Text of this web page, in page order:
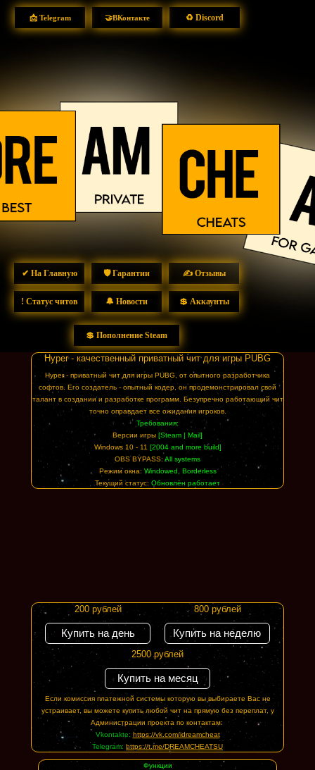
✍ Отзывы
🛡 Гарантии
💲 Аккаунты
💲 Пополнение Steam
🔔 Новости
! Статус читов
✔ На Главную
♻ Discord
📩 Telegram 🤝ВКонтакте
Hyper - качественный приватный чит для игры PUBG
Функции
Если комиссия платежной системы которую вы выбираете Вас не
устраивает, вы можете купить любой чит на прямую без переплат, у
Администрации проекта по контактам:
Vkontakte: https://vk.com/idreamcheat
Telegram: https://t.me/DREAMCHEATSU
Купить на неделю
Купить на день
Купить на месяц
800 рублей
200 рублей
2500 рублей
Hyper - приватный чит для игры PUBG, от опытного разработчика
софтов. Его создатель - опытный кодер, он продемонстрировал свой
талант в создании и разработке программ. Безупречно работающий чит
точно оправдает все ожидания игроков.
Требования:
Версии игры [Steam | Mail]
Windows 10 - 11 [2004 and more build]
OBS BYPASS: All systems
Режим окна: Windowed, Borderless
Текущий статус: Обновлён работает